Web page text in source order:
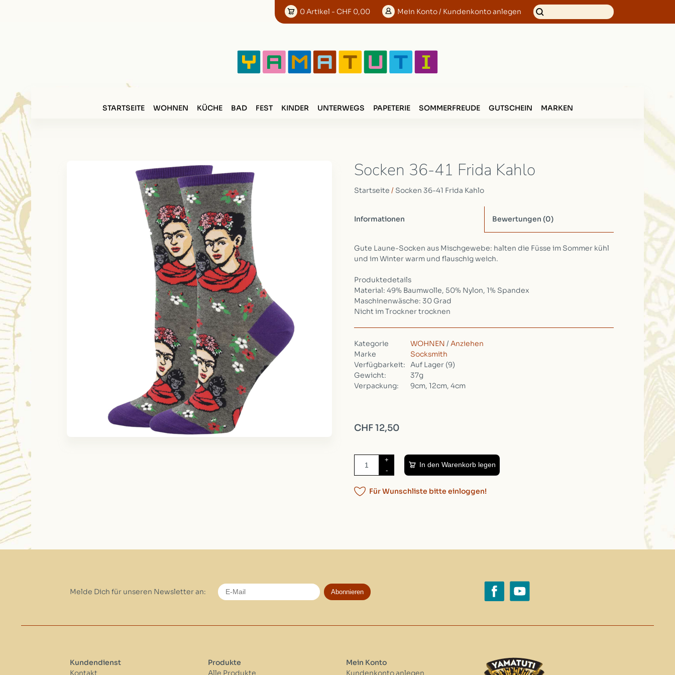
0Artikel - CHF 0,00 Mein Konto/ Kundenkonto anlegen
STARTSEITE WOHNEN KÜCHE BAD FEST KINDER UNTERWEGS PAPETERIE SOMMERFREUDE GUTSCHEIN MARKEN
Socken 36-41 Frida Kahlo
Startseite / Socken 36-41 Frida Kahlo
Informationen Bewertungen (0)
Gute Laune-Socken aus Mischgewebe: halten die Füsse im Sommer kühl
und im Winter warm und flauschig weich.
Produktedetails
Material: 49% Baumwolle, 50% Nylon, 1% Spandex
Maschinenwäsche: 30 Grad
Nicht im Trockner trocknen
Kategorie WOHNEN / Anziehen
Marke
Socksmith
Verfügbarkeit:
Auf Lager (9)
Gewicht:
37g
Verpackung:
9cm, 12cm, 4cm
CHF 12,50
+
-
In den Warenkorb legen
Für Wunschliste bitte einloggen!
Melde Dich für unseren Newsletter an: Abonnieren
Kundendienst
Kontakt
Produkte
Alle Produkte
Mein Konto
Kundenkonto anlegen